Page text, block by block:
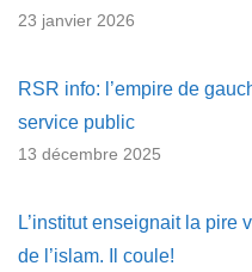
23 janvier 2026
RSR info: l’empire de
service public
13 décembre 2025
L’institut enseignait la pire
de l’islam. Il coule!